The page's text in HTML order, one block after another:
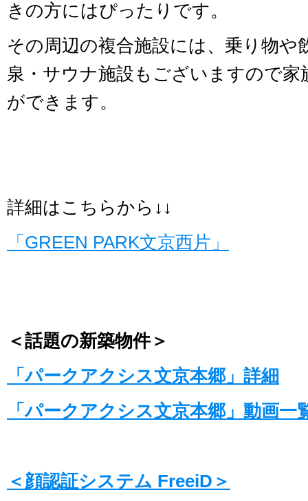
きの方にはぴったりです。
その周辺の複合施設には、乗り物や
泉・サウナ施設もございますので家
ができます。
詳細はこちらから↓↓
「GREEN PARK文京西片」
＜話題の新築物件＞
「パークアクシス文京本郷」詳細
「パークアクシス文京本郷」動画一
＜顔認証システム FreeiD＞